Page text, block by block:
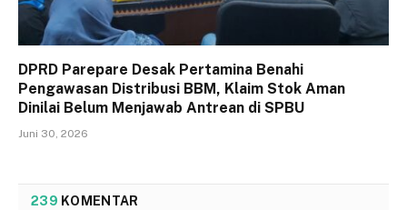
DPRD Parepare Desak Pertamina Benahi
Pengawasan Distribusi BBM, Klaim Stok Aman
Dinilai Belum Menjawab Antrean di SPBU
Juni 30, 2026
239 KOMENTAR